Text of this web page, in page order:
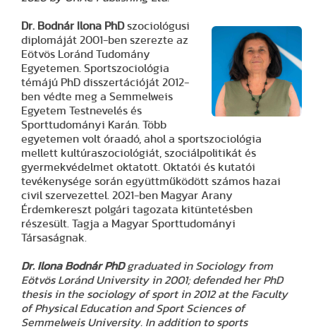
Dr. Bodnár Ilona PhDszociológusi
diplomáját 2001-ben szerezte az
Eötvös Loránd Tudomány
Egyetemen. Sportszociológia
témájú PhD disszertációját 2012-
ben védte meg a Semmelweis
Egyetem Testnevelés és
Sporttudományi Karán. Több
egyetemen volt óraadó, ahol a sportszociológia
mellett kultúraszociológiát, szociálpolitikát és
gyermekvédelmet oktatott. Oktatói és kutatói
tevékenysége során együttműködött számos hazai
civil szervezettel. 2021-ben Magyar Arany
Érdemkereszt polgári tagozata kitüntetésben
részesült. Tagja a Magyar Sporttudományi
Társaságnak.
Dr. Ilona Bodnár PhDgraduated in Sociology from
Eötvös Loránd University in 2001; defended her PhD
thesis in the sociology of sport in 2012 at the Faculty
of Physical Education and Sport Sciences of
Semmelweis University. In addition to sports